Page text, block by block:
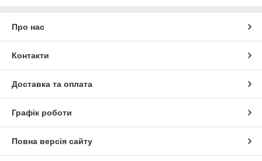
Про нас
Контакти
Доставка та оплата
Графік роботи
Повна версія сайту